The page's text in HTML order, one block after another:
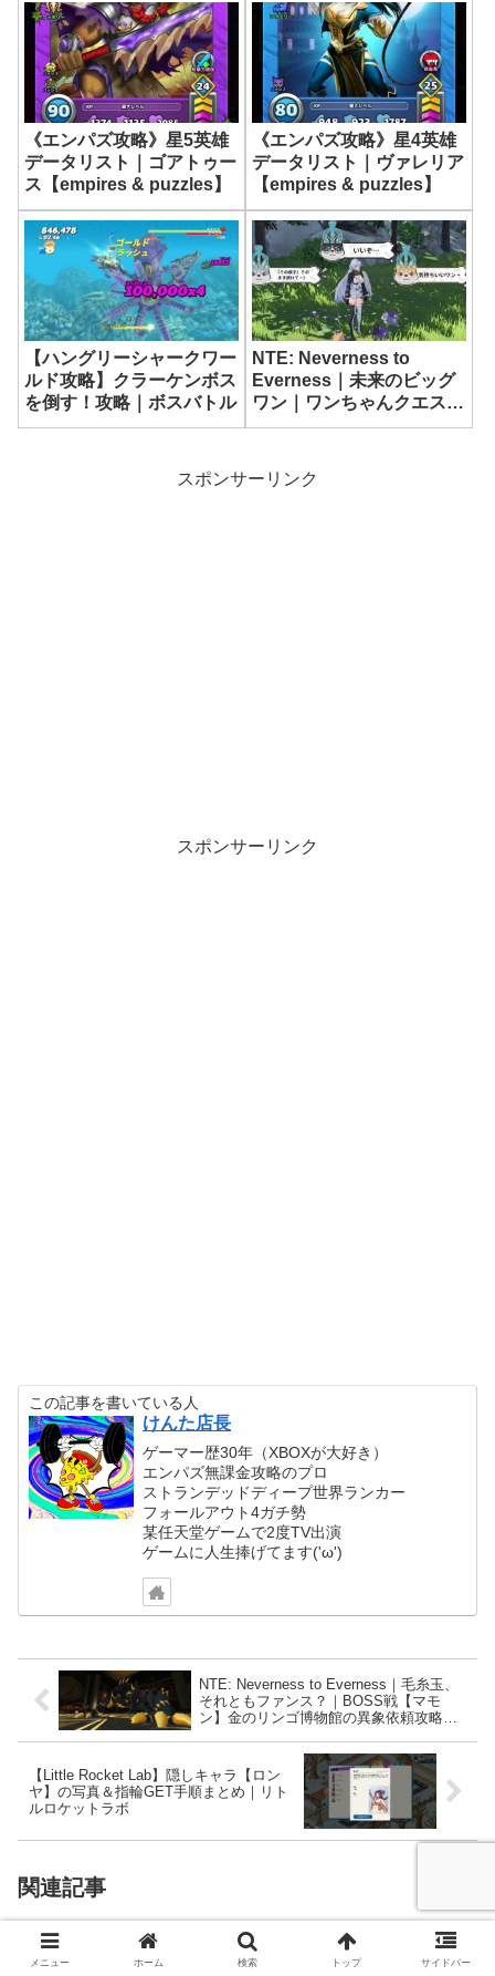
《エンパズ攻略》星5英雄
データリスト｜ゴアトゥー
ス【empires & puzzles】
《エンパズ攻略》星4英雄
データリスト｜ヴァレリア
【empires & puzzles】
【ハングリーシャークワー
ルド攻略】クラーケンボス
を倒す！攻略｜ボスバトル
NTE: Neverness to
Everness｜未来のビッグ
ワン｜ワンちゃんクエスト
攻略【ネバエバ】
スポンサーリンク
スポンサーリンク
この記事を書いている人
けんた店長
ゲーマー歴30年（XBOXが大好き）
エンパズ無課金攻略のプロ
ストランデッドディープ世界ランカー
フォールアウト4ガチ勢
某任天堂ゲームで2度TV出演
ゲームに人生捧げてます('ω')
NTE: Neverness to Everness｜毛糸玉、
それともファンス？｜BOSS戦【マモ
ン】金のリンゴ博物館の異象依頼攻略
【Little Rocket Lab】隠しキャラ【ロン
ヤ】の写真＆指輪GET手順まとめ｜リト
ルロケットラボ
関連記事
メニュー ホーム 検索 トップ サイドバー